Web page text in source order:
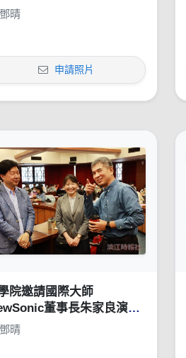
幹、實幹，還得用對方
鄧晴
申請照片
院邀請國際大師
董事長朱家良演講
幹、實幹，還得用對方
鄧晴